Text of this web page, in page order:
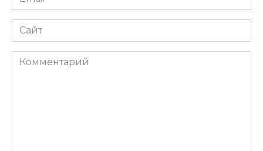
*
Сайт
Комментарий